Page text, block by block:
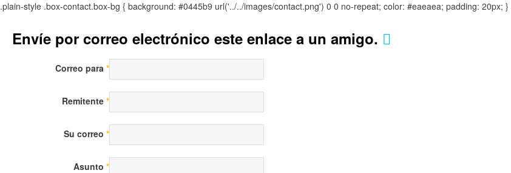
.plain-style .box-contact.box-bg { background: #0445b9 url('../../images/contact.png') 0 0 no-repeat; color: #eaeaea; padding: 20px; }
Envíe por correo electrónico este enlace a un amigo.
Correo para *
Remitente *
Su correo *
Asunto *